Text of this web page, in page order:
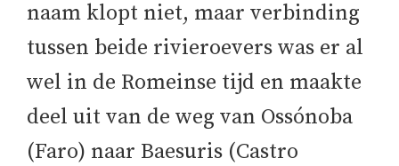
naam klopt niet, maar verbinding
tussen beide rivieroevers was er al
wel in de Romeinse tijd en maakte
deel uit van de weg van Ossónoba
(Faro) naar Baesuris (Castro